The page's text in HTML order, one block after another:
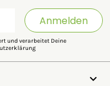
Anmelden
und verarbeitet Deine